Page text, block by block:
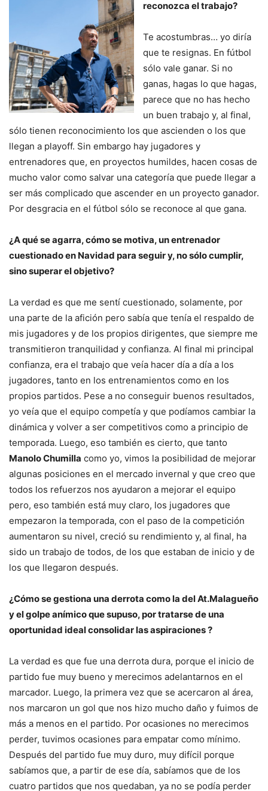
reconozca el trabajo?
Te acostumbras… yo diría
que te resignas. En fútbol
sólo vale ganar. Si no
ganas, hagas lo que hagas,
parece que no has hecho
un buen trabajo y, al final,
sólo tienen reconocimiento los que ascienden o los que
llegan a playoff. Sin embargo hay jugadores y
entrenadores que, en proyectos humildes, hacen cosas de
mucho valor como salvar una categoría que puede llegar a
ser más complicado que ascender en un proyecto ganador.
Por desgracia en el fútbol sólo se reconoce al que gana.
¿A qué se agarra, cómo se motiva, un entrenador
cuestionado en Navidad para seguir y, no sólo cumplir,
sino superar el objetivo?
La verdad es que me sentí cuestionado, solamente, por
una parte de la afición pero sabía que tenía el respaldo de
mis jugadores y de los propios dirigentes, que siempre me
transmitieron tranquilidad y confianza. Al final mi principal
confianza, era el trabajo que veía hacer día a día a los
jugadores, tanto en los entrenamientos como en los
propios partidos. Pese a no conseguir buenos resultados,
yo veía que el equipo competía y que podíamos cambiar la
dinámica y volver a ser competitivos como a principio de
temporada. Luego, eso también es cierto, que tanto
Manolo Chumilla como yo, vimos la posibilidad de mejorar
algunas posiciones en el mercado invernal y que creo que
todos los refuerzos nos ayudaron a mejorar el equipo
pero, eso también está muy claro, los jugadores que
empezaron la temporada, con el paso de la competición
aumentaron su nivel, creció su rendimiento y, al final, ha
sido un trabajo de todos, de los que estaban de inicio y de
los que llegaron después.
¿Cómo se gestiona una derrota como la del At.Malagueño
y el golpe anímico que supuso, por tratarse de una
oportunidad ideal consolidar las aspiraciones ?
La verdad es que fue una derrota dura, porque el inicio de
partido fue muy bueno y merecimos adelantarnos en el
marcador. Luego, la primera vez que se acercaron al área,
nos marcaron un gol que nos hizo mucho daño y fuimos de
más a menos en el partido. Por ocasiones no merecimos
perder, tuvimos ocasiones para empatar como mínimo.
Después del partido fue muy duro, muy difícil porque
sabíamos que, a partir de ese día, sabíamos que de los
cuatro partidos que nos quedaban, ya no se podía perder